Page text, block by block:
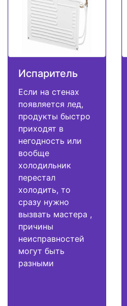
Испаритель
Если на стенах
появляется лед,
продукты быстро
приходят в
негодность или
вообще
холодильник
перестал
холодить, то
сразу нужно
вызвать мастера ,
причины
неисправностей
могут быть
разными